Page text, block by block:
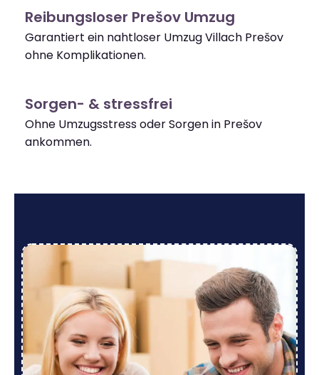
Reibungsloser Prešov Umzug
Garantiert ein nahtloser Umzug Villach Prešov
ohne Komplikationen.
Sorgen- & stressfrei
Ohne Umzugsstress oder Sorgen in Prešov
ankommen.